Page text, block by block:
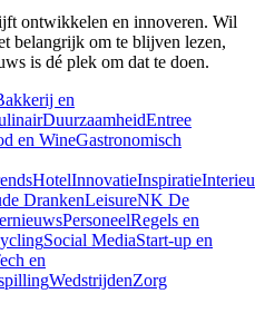
ontwikkelen en innoveren. Wil
belangrijk om te blijven lezen,
is dé plek om dat te doen.
en
DuurzaamheidEntree
en WineGastronomisch
HotelInnovatieInspiratie
DrankenLeisureNK De
PersoneelRegels en
Social MediaStart-up en
en
WedstrijdenZorg